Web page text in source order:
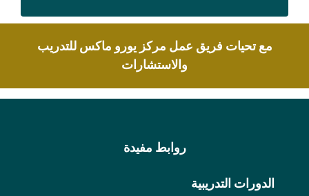
مع تحيات فريق عمل مركز يورو ماكس للتدريب
والاستشارات
روابط مفيدة
الدورات التدريبية